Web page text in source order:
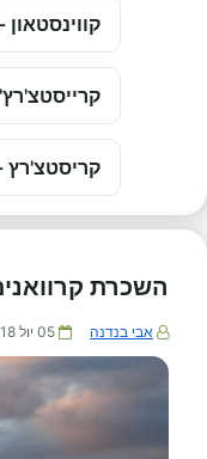
קריסטצ'רץ
השכרת
אבי בנדנה 05 יול 2018